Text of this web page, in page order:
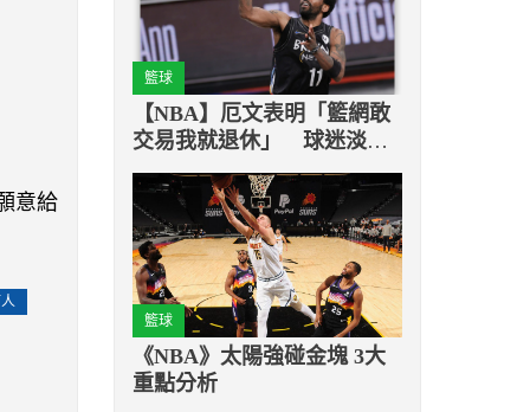
意給
籃球
【NBA】厄文表明「籃網敢
交易我就退休」 球迷淡
定：他關注的不再是籃球
籃球
《NBA》太陽強碰金塊 3大
重點分析